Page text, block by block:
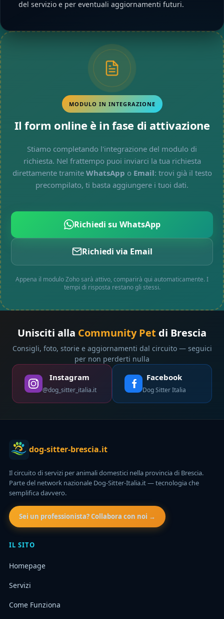
del servizio e per eventuali aggiornamenti futuri.
MODULO IN INTEGRAZIONE
Il form online è in fase di attivazione
Stiamo completando l'integrazione del modulo di
richiesta. Nel frattempo puoi inviarci la tua richiesta
direttamente tramite WhatsApp o Email: trovi già il testo
precompilato, ti basta aggiungere i tuoi dati.
Richiedi su WhatsApp
Richiedi via Email
Appena il modulo Zoho sarà attivo, comparirà qui automaticamente. I
tempi di risposta restano gli stessi.
Unisciti alla Community Pet di Brescia
Consigli, foto, storie e aggiornamenti dal circuito — seguici
per non perderti nulla
Instagram
@dog_sitter_italia.it
Facebook
Dog Sitter Italia
dog-sitter-brescia.it
Il circuito di servizi per animali domestici nella provincia di Brescia.
Parte del network nazionale Dog-Sitter-Italia.it — tecnologia che
semplifica davvero.
Sei un professionista? Collabora con noi →
IL SITO
Homepage
Servizi
Come Funziona